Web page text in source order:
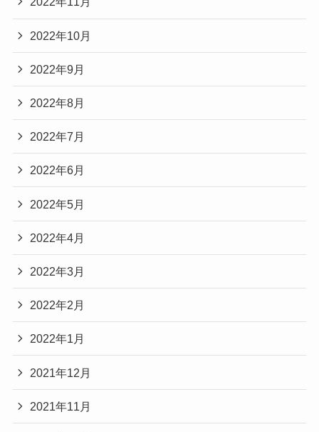
2022年10月
2022年9月
2022年8月
2022年7月
2022年6月
2022年5月
2022年4月
2022年3月
2022年2月
2022年1月
2021年12月
2021年11月